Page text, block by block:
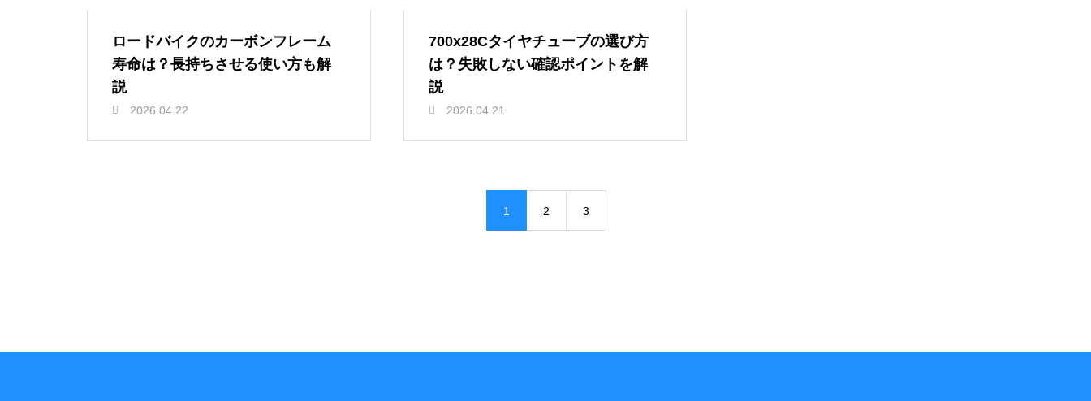
ロードバイクのカーボンフレーム
寿命は？長持ちさせる使い方も解
説
2026.04.22
700x28Cタイヤチューブの選び方
は？失敗しない確認ポイントを解
説
2026.04.21
1 2 3